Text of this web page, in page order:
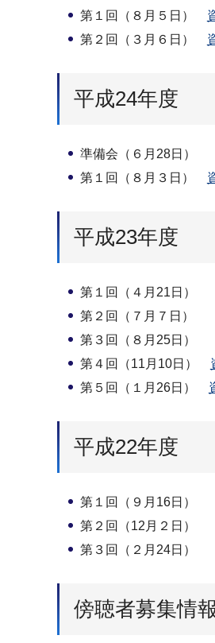
第１回（８月５日）
第２回（３月６日）
平成24年度
準備会（６月28日）
第１回（８月３日）
平成23年度
第１回（４月21日）
第２回（７月７日）
第３回（８月25日）
第４回（11月10日）
第５回（１月26日）
平成22年度
第１回（９月16日）
第２回（12月２日）
第３回（２月24日）
傍聴者募集情報